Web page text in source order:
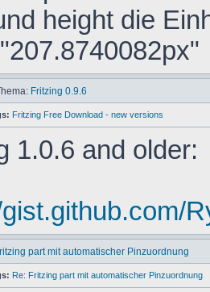
height die
Fritzing 0.9.6
Fritzing Free Download - new versions
1.0.6 and older:
part mit automatischer Pinzuordnung
Re: Fritzing part mit automatischer Pinzuordnung